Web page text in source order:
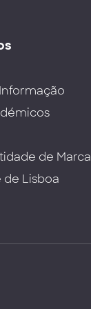
de Marca
de Lisboa